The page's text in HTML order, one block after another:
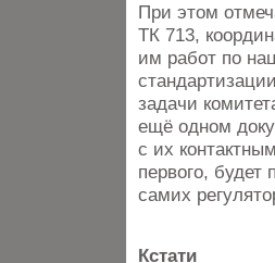
При этом
ТК 713,
им работ по
задачи
ещё одном
с их
первого, будет
самих
Кстати